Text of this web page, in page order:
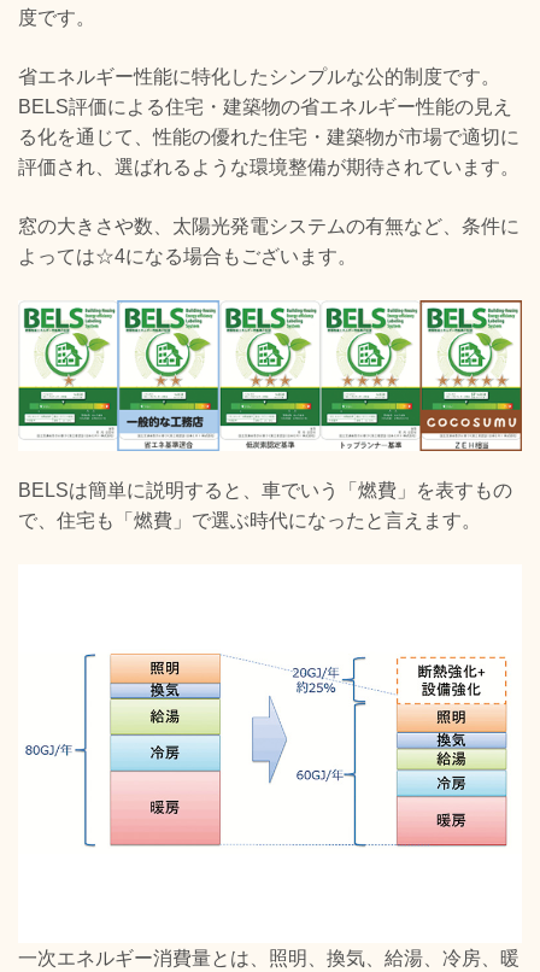
度です。
省エネルギー性能に特化したシンプルな公的制度です。
BELS評価による住宅・建築物の省エネルギー性能の見え
る化を通じて、性能の優れた住宅・建築物が市場で適切に
評価され、選ばれるような環境整備が期待されています。
窓の大きさや数、太陽光発電システムの有無など、条件に
よっては☆4になる場合もございます。
BELSは簡単に説明すると、車でいう「燃費」を表すもの
で、住宅も「燃費」で選ぶ時代になったと言えます。
一次エネルギー消費量とは、照明、換気、給湯、冷房、暖